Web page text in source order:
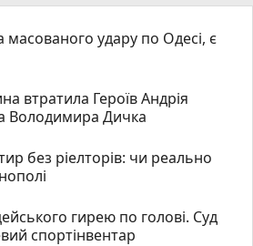
масованого удару по Одесі, є
втратила Героїв Андрія
Володимира Дичка
без ріелторів: чи реально
гирею по голові. Суд
спортінвентар